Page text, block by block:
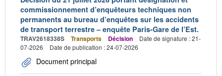
commissionnement d’enquêteurs techniques non
permanents au bureau d’enquêtes sur les accidents
de transport terrestre – enquête Paris-Gare de l’Est.
TRAV2618338S Transports Décision
Date de signature : 21-
07-2026
Date de publication : 24-07-2026
Document principal